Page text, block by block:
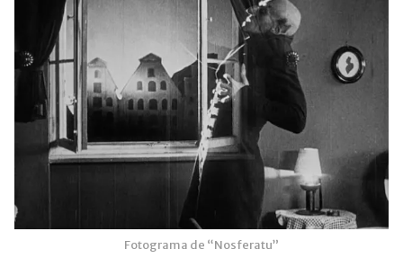
Fotograma de “Nosferatu”